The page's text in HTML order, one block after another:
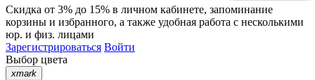
Скидка от 3% до 15% в личном кабинете, запоминание
корзины и избранного, а также удобная работа с несколькими
юр. и физ. лицами
Зарегистрироваться Войти
Выбор цвета
xmark